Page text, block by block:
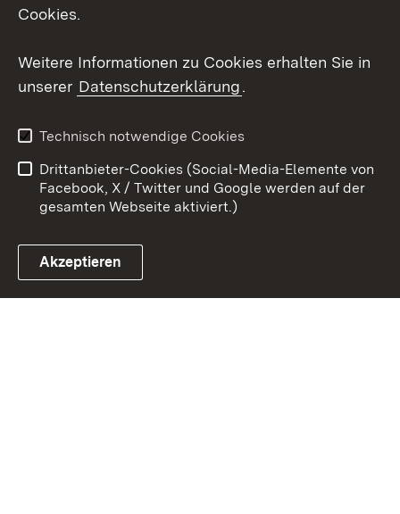
Youtube
Link zum Landesportal
Kontakt
Datenschutz
Barrierefreiheit
Impressum Cookies
Cookies.
Weitere Informationen zu Cookies erhalten Sie in
unserer Datenschutzerklärung.
Technisch notwendige Cookies
Drittanbieter-Cookies (Social-Media-Elemente von
Facebook, X / Twitter und Google werden auf der
gesamten Webseite aktiviert.)
Akzeptieren